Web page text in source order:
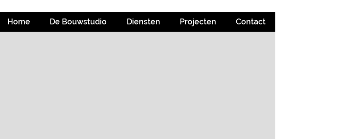
Home De Bouwstudio Diensten Projecten Contact